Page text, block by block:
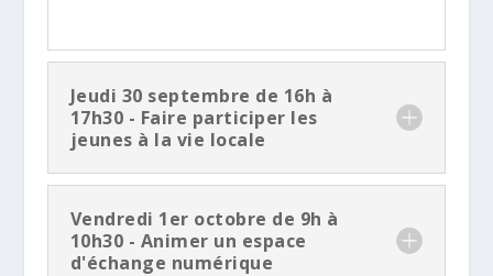
Jeudi 30 septembre de 16h à
17h30 - Faire participer les
jeunes à la vie locale
Vendredi 1er octobre de 9h à
10h30 - Animer un espace
d'échange numérique